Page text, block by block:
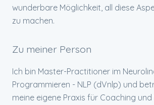
wunderbare Möglichkeit, all diese
zu machen.
Zu meiner Person
Ich bin Master-Practitioner im
Programmieren - NLP (dVnlp) und
meine eigene Praxis für Coaching